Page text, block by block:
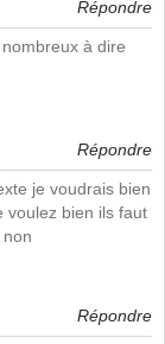
Répondre
à dire
Répondre
je voudrais bien
voulez bien ils faut
Répondre